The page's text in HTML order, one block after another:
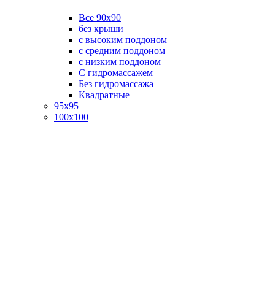
Все 90х90
без крыши
с высоким поддоном
с средним поддоном
с низким поддоном
С гидромассажем
Без гидромассажа
Квадратные
95х95
100х100